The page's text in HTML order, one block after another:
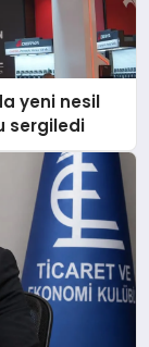
yeni nesil
sergiledi